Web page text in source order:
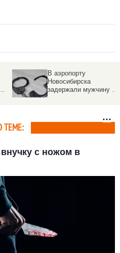
В аэропорту
Новосибирска
задержали мужчину с
ТЕМЕ:
с ножом в